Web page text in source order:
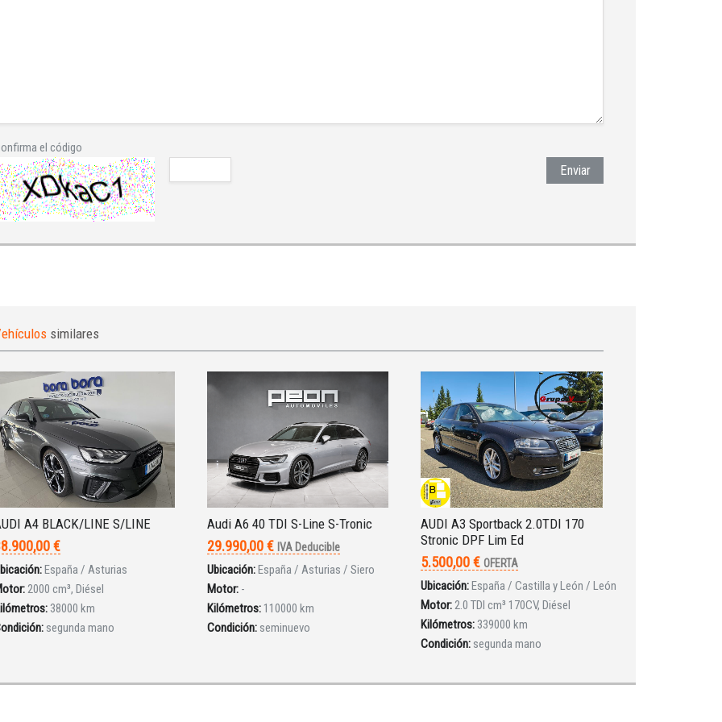
el código
Enviar
similares
A4 BLACK/LINE S/LINE
€
España / Asturias
2000 cm³, Diésel
38000 km
segunda mano
Audi A6 40 TDI S-Line S-Tronic
29.990,00 € IVA Deducible
Ubicación:España / Asturias / Siero
Motor: -
Kilómetros: 110000 km
Condición: seminuevo
AUDI A3 Sportback 2.0TDI 170
Stronic DPF Lim Ed
5.500,00 € OFERTA
Ubicación:España / Castilla y León / León
Motor:2.0 TDI cm³ 170CV, Diésel
Kilómetros: 339000 km
Condición: segunda mano